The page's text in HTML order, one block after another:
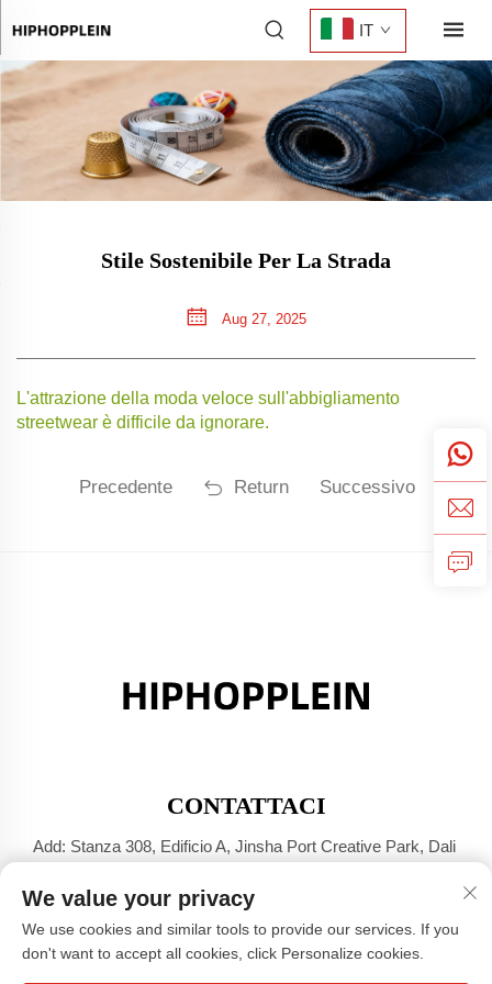
IT
Stile Sostenibile Per La Strada
Aug 27, 2025
L'attrazione della moda veloce sull'abbigliamento
streetwear è difficile da ignorare.
Precedente Return Successivo
CONTATTACI
Add: Stanza 308, Edificio A, Jinsha Port Creative Park, Dali
Tel: +86-17304049586
E-mail:[email protected]
We value your privacy
We use cookies and similar tools to provide our services. If you
don't want to accept all cookies, click Personalize cookies.